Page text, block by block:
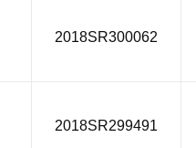
2018SR300062
2018SR299491